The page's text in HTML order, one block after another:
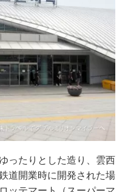
ったりとした造り、雲西
道開業時に開発された場